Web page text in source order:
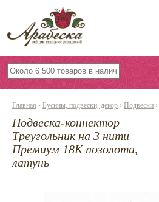
Бусины, подвески, декор
Бисер
Фурнитура
Проволока
Главная › Бусины, подвески, декор › Подвески ›
Подвеска-коннектор
Треугольник на 3 нити
Премиум 18К позолота,
латунь